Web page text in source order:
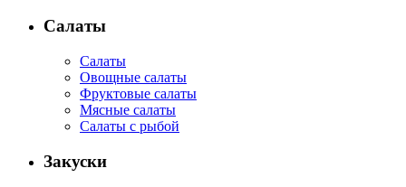
Салаты
Салаты
Овощные салаты
Фруктовые салаты
Мясные салаты
Салаты с рыбой
Закуски